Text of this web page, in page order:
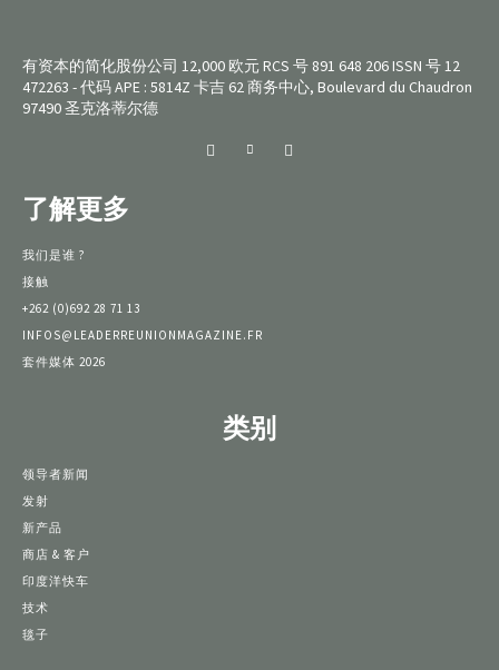
有资本的简化股份公司 12,000 欧元 RCS 号 891 648 206 ISSN 号 12
472263 - 代码 APE : 5814Z 卡吉 62 商务中心, Boulevard du Chaudron
97490 圣克洛蒂尔德
了解更多
我们是谁 ?
接触
+262 (0)692 28 71 13
INFOS@LEADERREUNIONMAGAZINE.FR
套件媒体 2026
类别
领导者新闻
发射
新产品
商店 & 客户
印度洋快车
技术
毯子